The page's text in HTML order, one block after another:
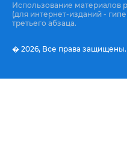
Использование материалов
(для интернет-изданий -
третьего абзаца.
� 2026, Все права защищены.